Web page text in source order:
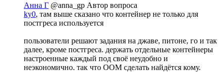
Анна Г @anna_gp Автор вопроса
ky0, там выше сказано что контейнер не только для
постгреса используется
пользователи решают задания на джаве, питоне, го и так
далее, кроме постгреса. держать отдельные контейнеры
настроенные каждый под своё неудобно и
неэкономично. так что OOM сделать найдётся кому.